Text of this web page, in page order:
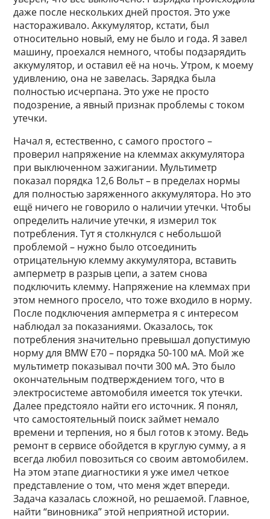
даже после нескольких дней простоя. Это уже
настораживало. Аккумулятор, кстати, был
относительно новый, ему не было и года. Я завел
машину, проехался немного, чтобы подзарядить
аккумулятор, и оставил её на ночь. Утром, к моему
удивлению, она не завелась. Зарядка была
полностью исчерпана. Это уже не просто
подозрение, а явный признак проблемы с током
утечки.
Начал я, естественно, с самого простого –
проверил напряжение на клеммах аккумулятора
при выключенном зажигании. Мультиметр
показал порядка 12,6 Вольт – в пределах нормы
для полностью заряженного аккумулятора. Но это
ещё ничего не говорило о наличии утечки. Чтобы
определить наличие утечки, я измерил ток
потребления. Тут я столкнулся с небольшой
проблемой – нужно было отсоединить
отрицательную клемму аккумулятора, вставить
амперметр в разрыв цепи, а затем снова
подключить клемму. Напряжение на клеммах при
этом немного просело, что тоже входило в норму.
После подключения амперметра я с интересом
наблюдал за показаниями. Оказалось, ток
потребления значительно превышал допустимую
норму для BMW E70 – порядка 50-100 мА. Мой же
мультиметр показывал почти 300 мА. Это было
окончательным подтверждением того, что в
электросистеме автомобиля имеется ток утечки.
Далее предстояло найти его источник. Я понял,
что самостоятельный поиск займет немало
времени и терпения, но я был готов к этому. Ведь
ремонт в сервисе обойдется в круглую сумму, а я
всегда любил повозиться со своим автомобилем.
На этом этапе диагностики я уже имел четкое
представление о том, что меня ждет впереди.
Задача казалась сложной, но решаемой. Главное,
найти “виновника” этой неприятной истории.